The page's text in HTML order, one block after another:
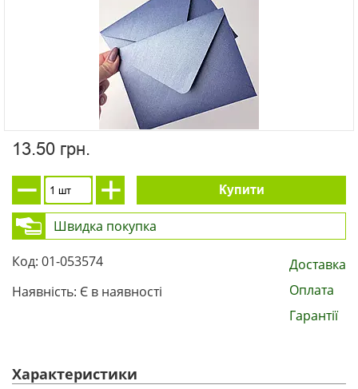
13.50 грн.
Купити
Швидка покупка
Код: 01-053574
Наявність: Є в наявності
Доставка
Оплата
Гарантії
Характеристики